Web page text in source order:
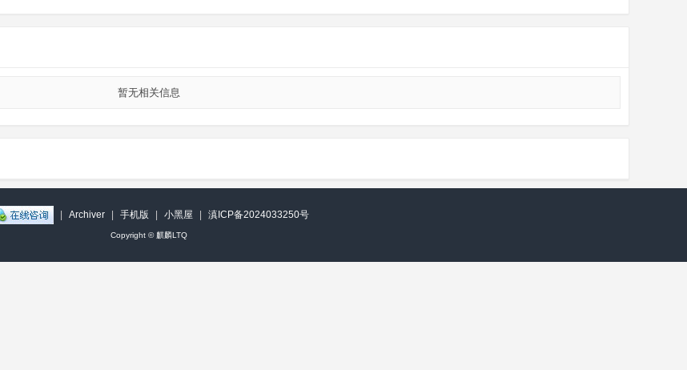
暂无相关信息
Archiver 手机版 小黑屋 滇ICP备2024033250号
Copyright © 麒麟LTQ